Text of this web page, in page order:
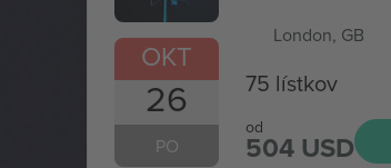
OKT
26
PO
London, GB
75 lístkov
od
504 USD